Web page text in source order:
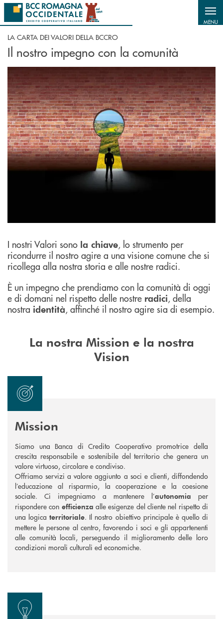
Salta al contenuto principale
MENU
LA CARTA DEI VALORI DELLA BCCRO
Il nostro impegno con la comunità
I nostri Valori sono la chiave, lo strumento per
ricondurre il nostro agire a una visione comune che si
ricollega alla nostra storia e alle nostre radici.
È un impegno che prendiamo con la comunità di oggi
e di domani nel rispetto delle nostre radici, della
nostra identità, affinché il nostro agire sia di esempio.
La nostra Mission e la nostra
Vision
Mission
Siamo una Banca di Credito Cooperativo promotrice della
crescita responsabile e sostenibile del territorio che genera un
valore virtuoso, circolare e condiviso.
Offriamo servizi a valore aggiunto a soci e clienti, diffondendo
l’educazione al risparmio, la cooperazione e la coesione
sociale. Ci impegniamo a mantenere l’autonomia per
rispondere con efficienza alle esigenze del cliente nel rispetto di
una logicaterritoriale. Il nostro obiettivo principale è quello di
mettere le persone al centro, favorendo i soci e gli appartenenti
alle comunità locali, perseguendo il miglioramento delle loro
condizioni morali culturali ed economiche.